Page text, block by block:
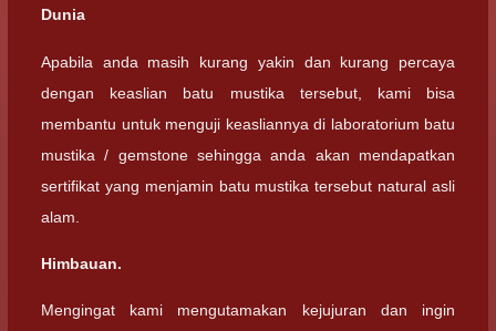
Dunia
Apabila anda masih kurang yakin dan kurang percaya
dengan keaslian batu mustika tersebut, kami bisa
membantu untuk menguji keasliannya di laboratorium batu
mustika / gemstone sehingga anda akan mendapatkan
sertifikat yang menjamin batu mustika tersebut natural asli
alam.
Himbauan.
Mengingat kami mengutamakan kejujuran dan ingin